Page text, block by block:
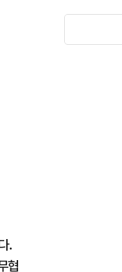
.
협